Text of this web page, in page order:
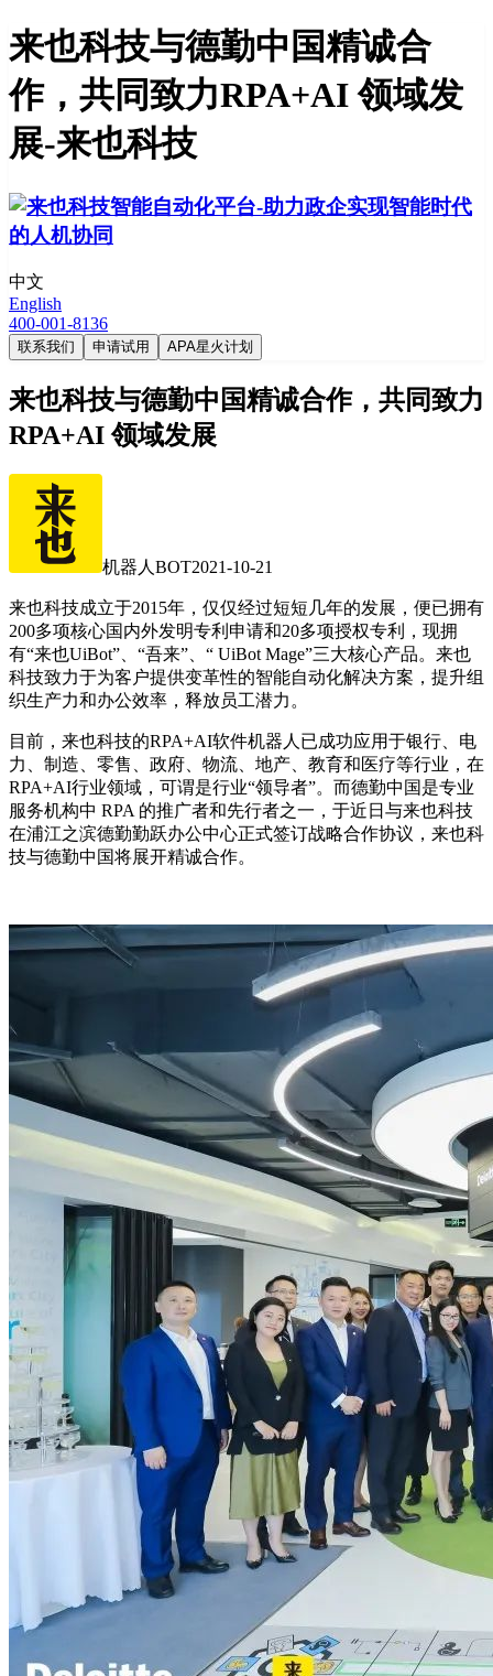
来也科技与德勤中国精诚合
作，共同致力RPA+AI 领域发
展-来也科技
中文
English
400-001-8136
联系我们 申请试用 APA星火计划
来也科技与德勤中国精诚合作，共同致力
RPA+AI 领域发展
机器人BOT2021-10-21
来也科技成立于2015年，仅仅经过短短几年的发展，便已拥有
200多项核心国内外发明专利申请和20多项授权专利，现拥
有“来也UiBot”、“吾来”、“ UiBot Mage”三大核心产品。来也
科技致力于为客户提供变革性的智能自动化解决方案，提升组
织生产力和办公效率，释放员工潜力。
目前，来也科技的RPA+AI软件机器人已成功应用于银行、电
力、制造、零售、政府、物流、地产、教育和医疗等行业，在
RPA+AI行业领域，可谓是行业“领导者”。而德勤中国是专业
服务机构中 RPA 的推广者和先行者之一，于近日与来也科技
在浦江之滨德勤勤跃办公中心正式签订战略合作协议，来也科
技与德勤中国将展开精诚合作。